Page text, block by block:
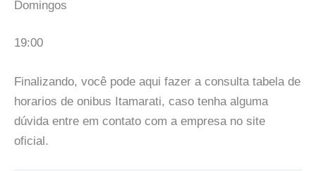
Domingos
19:00
Finalizando, você pode aqui fazer a consulta tabela de
horarios de onibus Itamarati, caso tenha alguma
dúvida entre em contato com a empresa no site
oficial.